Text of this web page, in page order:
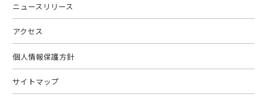
ニュースリリース
アクセス
個人情報保護方針
サイトマップ